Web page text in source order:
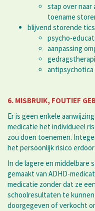
stap over naar
toename
blijvend storende
psycho-
aanpassing
6. MISBRUIK, FOUTIEF
Er is geen enkele
medicatie het individueel
zou doen toenemen.
het persoonlijk risico
In de lagere en middelbare
gemaakt van ADHD-
medicatie zonder dat ze
schoolresultaten te
doorgegeven of verkocht